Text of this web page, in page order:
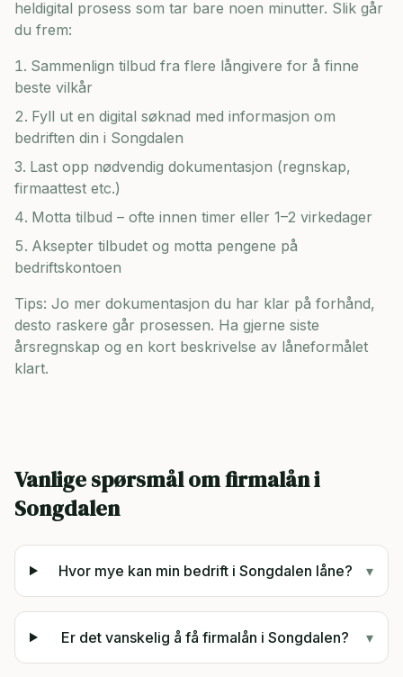
heldigital prosess som tar bare noen minutter. Slik går
du frem:
Sammenlign tilbud fra flere långivere for å finne
beste vilkår
Fyll ut en digital søknad med informasjon om
bedriften din i Songdalen
Last opp nødvendig dokumentasjon (regnskap,
firmaattest etc.)
Motta tilbud – ofte innen timer eller 1–2 virkedager
Aksepter tilbudet og motta pengene på
bedriftskontoen
Tips: Jo mer dokumentasjon du har klar på forhånd,
desto raskere går prosessen. Ha gjerne siste
årsregnskap og en kort beskrivelse av låneformålet
klart.
Vanlige spørsmål om firmalån i
Songdalen
Hvor mye kan min bedrift i Songdalen låne? ▾
Er det vanskelig å få firmalån i Songdalen? ▾